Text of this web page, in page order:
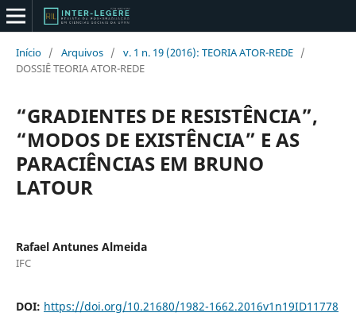
Início / Arquivos / v. 1 n. 19 (2016): TEORIA ATOR-REDE /
DOSSIÊ TEORIA ATOR-REDE
“GRADIENTES DE RESISTÊNCIA”,
“MODOS DE EXISTÊNCIA” E AS
PARACIÊNCIAS EM BRUNO
LATOUR
Rafael Antunes Almeida
IFC
DOI: https://doi.org/10.21680/1982-1662.2016v1n19ID11778